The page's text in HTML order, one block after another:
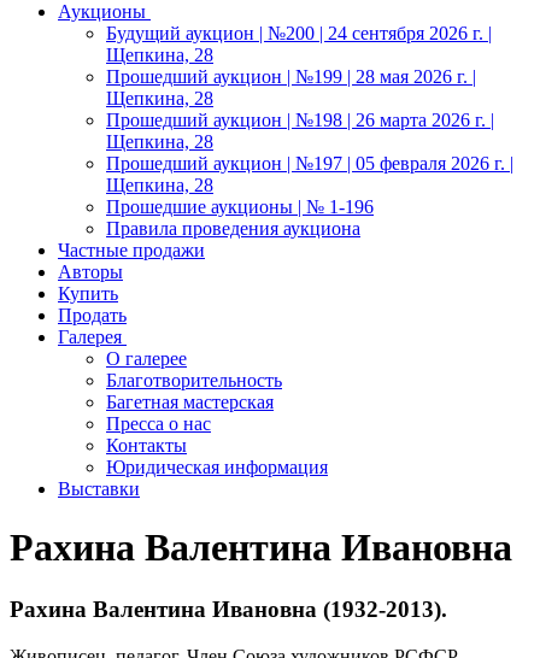
Аукционы
Будущий аукцион | №200 | 24 сентября 2026 г. |
Щепкина, 28
Прошедший аукцион | №199 | 28 мая 2026 г. |
Щепкина, 28
Прошедший аукцион | №198 | 26 марта 2026 г. |
Щепкина, 28
Прошедший аукцион | №197 | 05 февраля 2026 г. |
Щепкина, 28
Прошедшие аукционы | № 1-196
Правила проведения аукциона
Частные продажи
Авторы
Купить
Продать
Галерея
О галерее
Благотворительность
Багетная мастерская
Пресса о нас
Контакты
Юридическая информация
Выставки
Рахина Валентина Ивановна
Рахина Валентина Ивановна (1932-2013).